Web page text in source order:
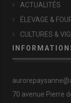
ACTUALITÉS
ÉLEVAGE &
CULTURES &
70 avenue Pierre